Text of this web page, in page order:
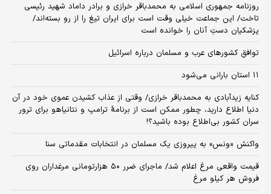
روزنامه جمهوری اسلامی به محمدباقر خرازی و برادر داماد شهید رئیسی
تاخت/ این جماعت خیلی وقت است برای ایران تیغ را از رو بسته‌اند/
پزشکیان دستِ آنان را خوانده است
توافق کشورهای عرب و مسلمان درباره اسرائیل
۱۱ استان بارانی می‌شود
کنایه زیدآبادی به محمدباقر خرازی/ وقتی از عذاب کشیدن عموی خود در آن
دنیا اطلاع دارید، چطور ممکن است از برنامهٔ ترامپ و نتانیاهو برای ترور
سران کشور بی‌اطلاع بوده باشید؟!
واکنش «ونس» به پیروزی یک مسلمان در انتخابات مقدماتی سنا
قیمت واقعی مرغ اعلام شد/ ماجرای ضرر ۵۰ هزارتومانی مرغداران روی
فروش هر کیلو مرغ